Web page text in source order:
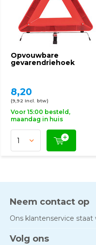
Opvouwbare
gevarendriehoek
8,20
(9,92 Incl. btw)
Voor 15:00 besteld,
maandag in huis
Neem contact op
Ons klantenservice staat
Volg ons